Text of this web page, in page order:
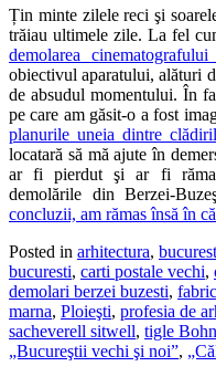
Țin minte zilele reci şi
trăiau ultimele zile. La fel
demolarea
obiectivul aparatului, alături
de absudul momentului. În
pe care am găsit-o a fost
planurile uneia dintre
locatară să mă ajute în
ar fi pierdut şi ar fi rămas
demolările din Berzei-
concluzii, am rămas însă în
Posted in arhitectura,
bucuresti, carti postale vechi,
demolari berzei buzesti,
marna, Ploieşti, profesia de
sacheverell sitwell, tigle
„Bucureştii vechi şi noi”,